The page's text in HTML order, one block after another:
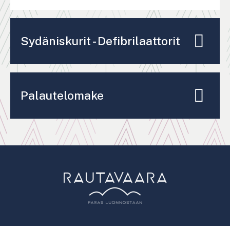
Sydäniskurit - Defibrilaattorit
Palautelomake